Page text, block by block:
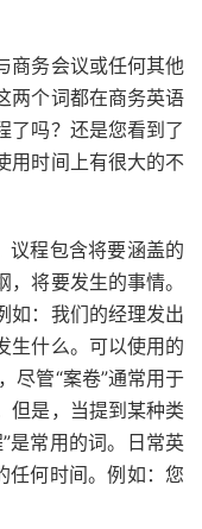
商务会议或任何其他
两个词都在商务英语
了吗？还是您看到了
用时间上有很大的不
议程包含将要涵盖的
将要发生的事情。
如：我们的经理发出
生什么。可以使用的
尽管“案卷”通常用于
但是，当提到某种类
是常用的词。日常英
任何时间。例如：您